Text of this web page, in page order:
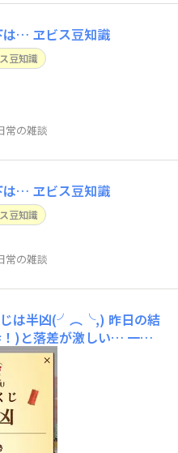
は… ヱビス豆知識
豆知識
常の雑談
中吉 一言の下は… ヱビス豆知識
豆知識
常の雑談
は半凶(⁠╯⁠︵⁠╰⁠,⁠) 昨日の結
)と落差が激しい… 一言